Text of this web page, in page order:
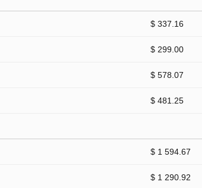
$ 337.16
$ 299.00
$ 578.07
$ 481.25
$ 1 594.67
$ 1 290.92